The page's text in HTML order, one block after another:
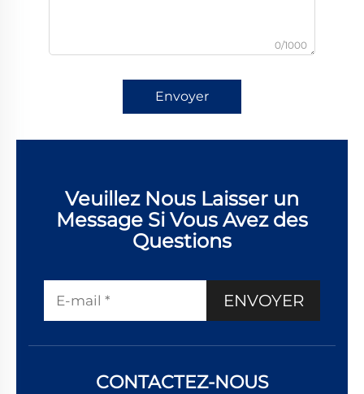
0/1000
Envoyer
Veuillez Nous Laisser un
Message Si Vous Avez des
Questions
ENVOYER
CONTACTEZ-NOUS